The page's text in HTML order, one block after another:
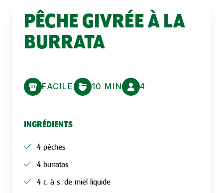
PÊCHE GIVRÉE À LA
BURRATA
FACILE 10 MIN 4
INGRÉDIENTS
4 pêches
4 burratas
4 c. à s. de miel liquide